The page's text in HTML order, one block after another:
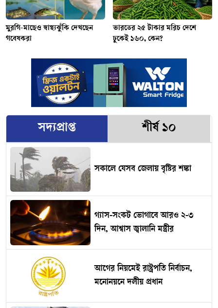
মুরগি-মাছেও স্বাস্থ্যঝুঁকি দেখছেন
গবেষকরা
ভারতের ২৫ টাকার মরিচ দেশে
ঢুকেই ১৬০, কেন?
সদ্যপ্রাপ্ত শীর্ষ ১০
সকালে যেসব জেলায় বৃষ্টির শঙ্কা
গ্যাস-সংকট ভোগাবে আরও ২-৩
দিন, আশ্বাস জ্বালানি মন্ত্রীর
আগের নিয়মেই রাষ্ট্রপতি নির্বাচন,
মনোনয়নে দলীয় প্রধান